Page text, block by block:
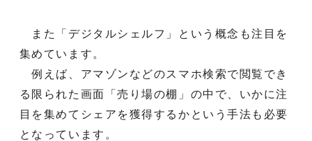
また「デジタルシェルフ」という概念も注目を
集めています。
例えば、アマゾンなどのスマホ検索で閲覧でき
る限られた画面「売り場の棚」の中で、いかに注
目を集めてシェアを獲得するかという手法も必要
となっています。